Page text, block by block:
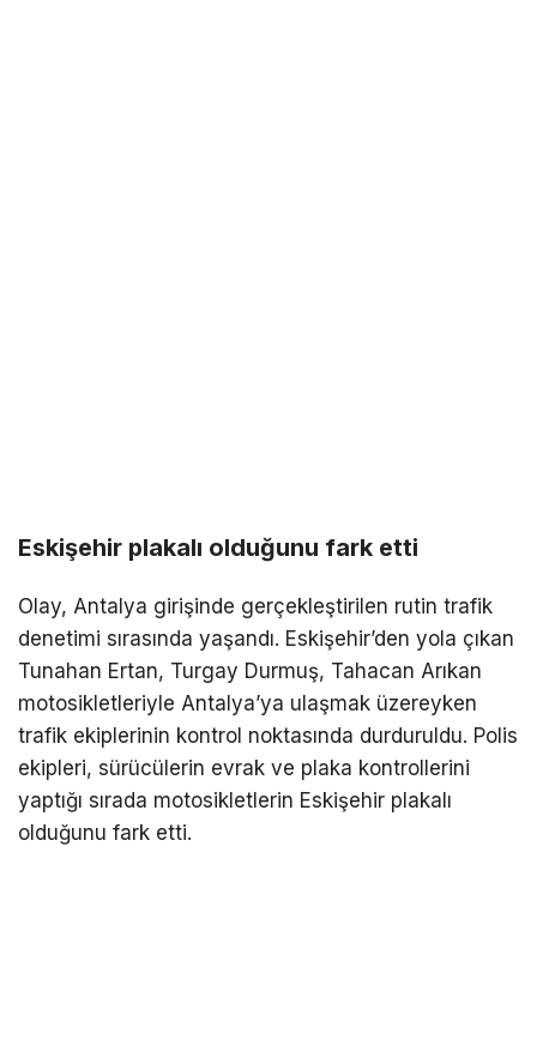
Eskişehir plakalı olduğunu fark etti
Olay, Antalya girişinde gerçekleştirilen rutin trafik
denetimi sırasında yaşandı. Eskişehir’den yola çıkan
Tunahan Ertan, Turgay Durmuş, Tahacan Arıkan
motosikletleriyle Antalya’ya ulaşmak üzereyken
trafik ekiplerinin kontrol noktasında durduruldu. Polis
ekipleri, sürücülerin evrak ve plaka kontrollerini
yaptığı sırada motosikletlerin Eskişehir plakalı
olduğunu fark etti.